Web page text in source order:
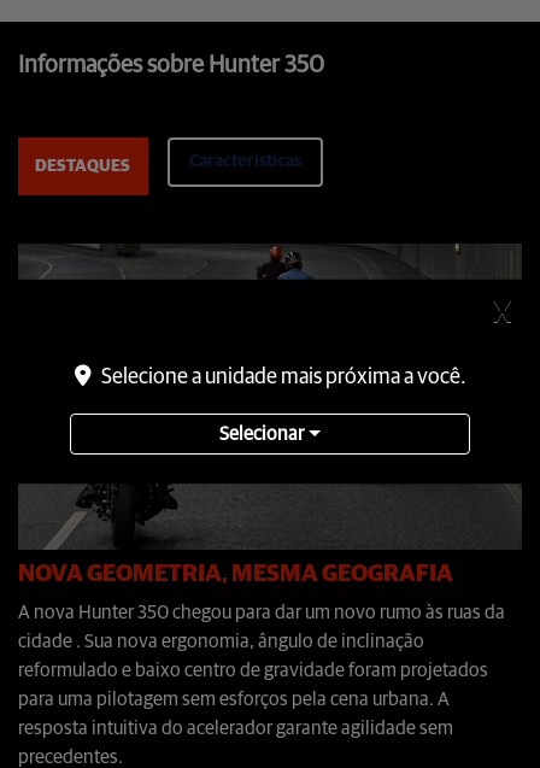
Informações sobre Hunter 350
DESTAQUES Características
NOVA GEOMETRIA, MESMA GEOGRAFIA
A nova Hunter 350 chegou para dar um novo rumo às ruas da
cidade . Sua nova ergonomia, ângulo de inclinação
reformulado e baixo centro de gravidade foram projetados
para uma pilotagem sem esforços pela cena urbana. A
resposta intuitiva do acelerador garante agilidade sem
precedentes.
X
Selecione a unidade mais próxima a você.
Selecionar